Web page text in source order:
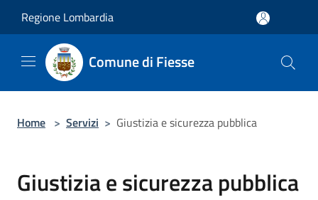
Regione Lombardia
Comune di Fiesse
Home > Servizi > Giustizia e sicurezza pubblica
Giustizia e sicurezza pubblica